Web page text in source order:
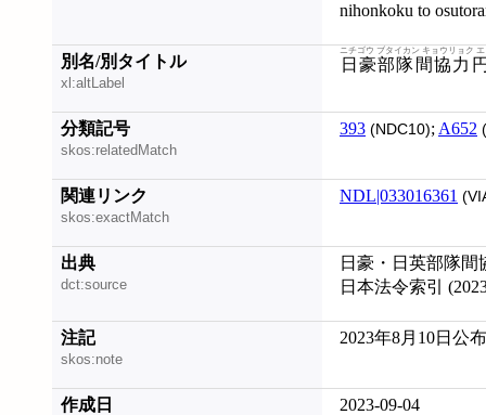
nihonkoku to
別名/別タイトル
xl:altLabel
日豪部隊間協力
ニチゴウ ブタイカン キョウリョク
分類記号
skos:relatedMatch
393 (NDC10); A652
関連リンク
skos:exactMatch
NDL|033016361
出典
dct:source
日豪・日英部隊間
日本法令索引
注記
skos:note
2023年8月10日公布
作成日 2023-09-04